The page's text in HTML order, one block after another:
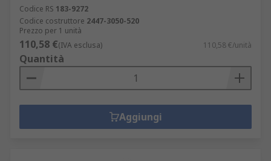
Codice RS 183-9272
Codice costruttore 2447-3050-520
Prezzo per 1 unità
110,58 €(IVA esclusa) 110,58 €/unità
Quantità
Aggiungi